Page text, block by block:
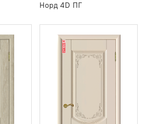
Норд 4D ПГ